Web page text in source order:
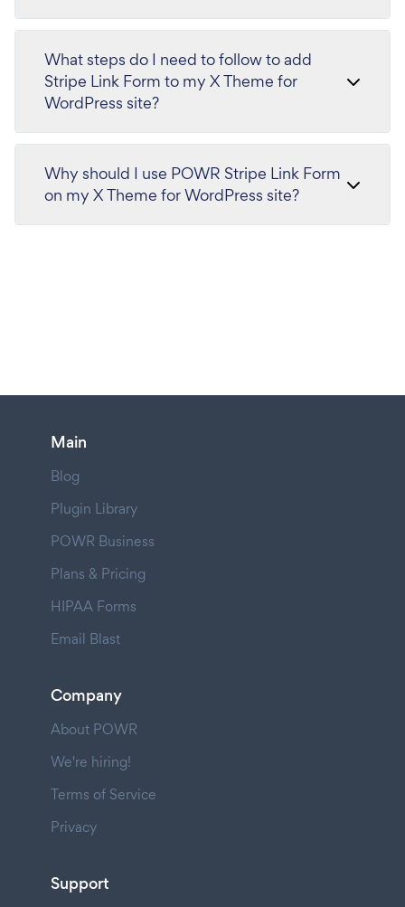
What steps do I need to follow to add
Stripe Link Form to my X Theme for
WordPress site?
Why should I use POWR Stripe Link Form
on my X Theme for WordPress site?
Main
Blog
Plugin Library
POWR Business
Plans & Pricing
HIPAA Forms
Email Blast
Company
About POWR
We're hiring!
Terms of Service
Privacy
Support